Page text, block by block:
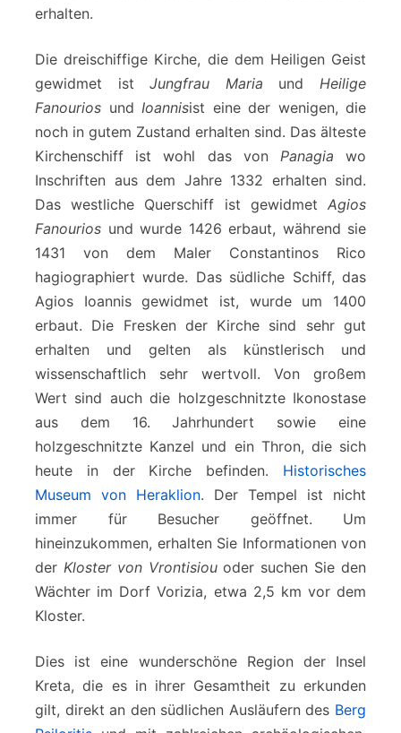
erhalten.
Die dreischiffige Kirche, die dem Heiligen Geist
gewidmet istJungfrau Maria undHeilige
Fanourios und Ioannisist eine der wenigen, die
noch in gutem Zustand erhalten sind. Das älteste
Kirchenschiff ist wohl das von Panagia wo
Inschriften aus dem Jahre 1332 erhalten sind.
Das westliche Querschiff ist gewidmet Agios
Fanourios und wurde 1426 erbaut, während sie
1431 von dem Maler Constantinos Rico
hagiographiert wurde. Das südliche Schiff, das
Agios Ioannis gewidmet ist, wurde um 1400
erbaut. Die Fresken der Kirche sind sehr gut
erhalten und gelten als künstlerisch und
wissenschaftlich sehr wertvoll. Von großem
Wert sind auch die holzgeschnitzte Ikonostase
aus dem 16. Jahrhundert sowie eine
holzgeschnitzte Kanzel und ein Thron, die sich
heute in der Kirche befinden. Historisches
Museum von Heraklion. Der Tempel ist nicht
immer für Besucher geöffnet. Um
hineinzukommen, erhalten Sie Informationen von
der Kloster von Vrontisiouoder suchen Sie den
Wächter im Dorf Vorizia, etwa 2,5 km vor dem
Kloster.
Dies ist eine wunderschöne Region der Insel
Kreta, die es in ihrer Gesamtheit zu erkunden
gilt, direkt an den südlichen Ausläufern des Berg